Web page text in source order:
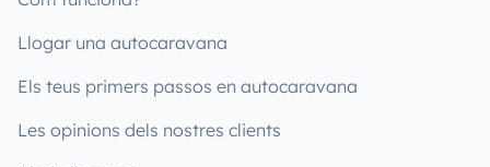
Llogar una autocaravana
Els teus primers passos en autocaravana
Les opinions dels nostres clients